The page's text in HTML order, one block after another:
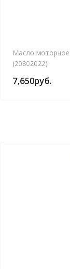
Масло моторное
(20802022)
7,650руб.